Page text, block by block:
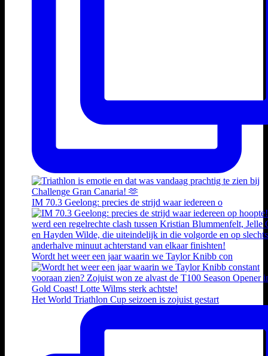
IM 70.3 Geelong: precies de strijd waar iedereen o
Wordt het weer een jaar waarin we Taylor Knibb con
Het World Triathlon Cup seizoen is zojuist gestart